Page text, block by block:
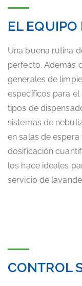
EL EQUIPO
Una buena rutina
perfecto. Además
generales de
específicos para
tipos de
sistemas de
en salas de
dosificación
los hace ideales
servicio de
CONTROL